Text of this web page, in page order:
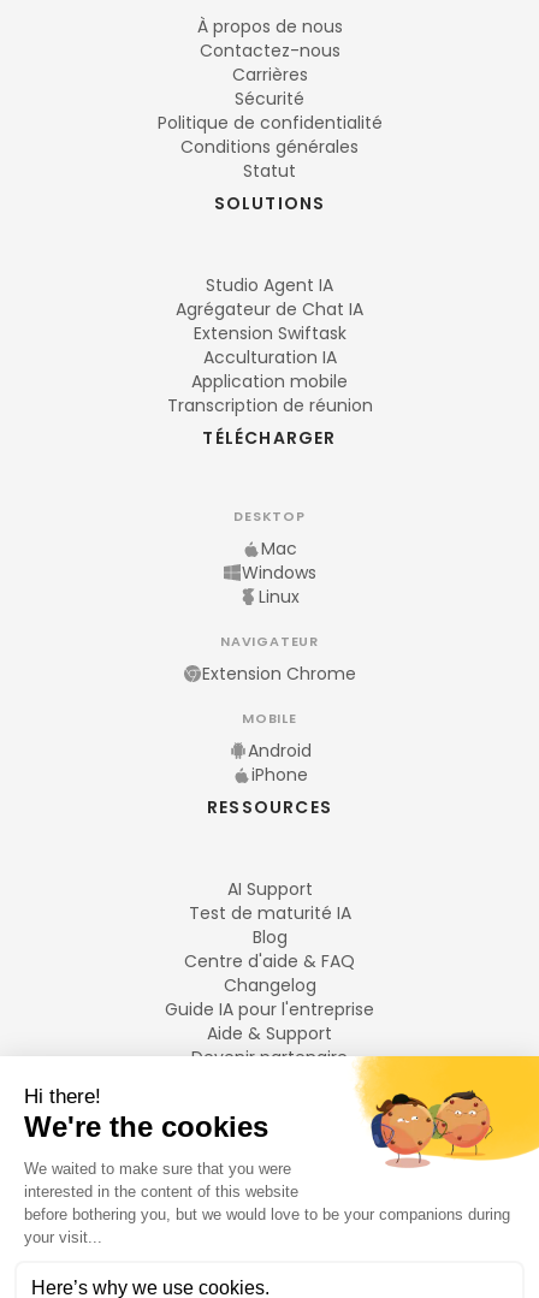
À propos de nous
Contactez-nous
Carrières
Sécurité
Politique de confidentialité
Conditions générales
Statut
SOLUTIONS
Studio Agent IA
Agrégateur de Chat IA
Extension Swiftask
Acculturation IA
Application mobile
Transcription de réunion
TÉLÉCHARGER
DESKTOP
Mac
Windows
Linux
NAVIGATEUR
Extension Chrome
MOBILE
Android
iPhone
RESSOURCES
AI Support
Test de maturité IA
Blog
Centre d'aide & FAQ
Changelog
Guide IA pour l'entreprise
Aide & Support
Devenir partenaire
LANGUES
Français
English